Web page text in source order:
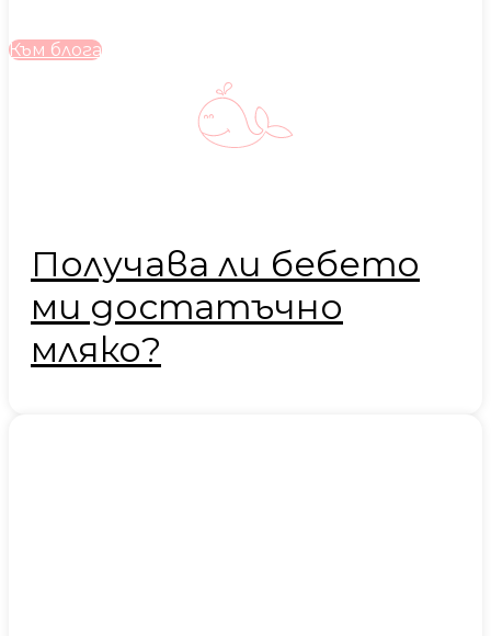
Към блога
Получава ли бебето
ми достатъчно
мляко?